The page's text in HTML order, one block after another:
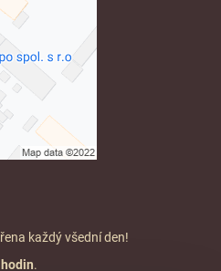
každý všední den!
.